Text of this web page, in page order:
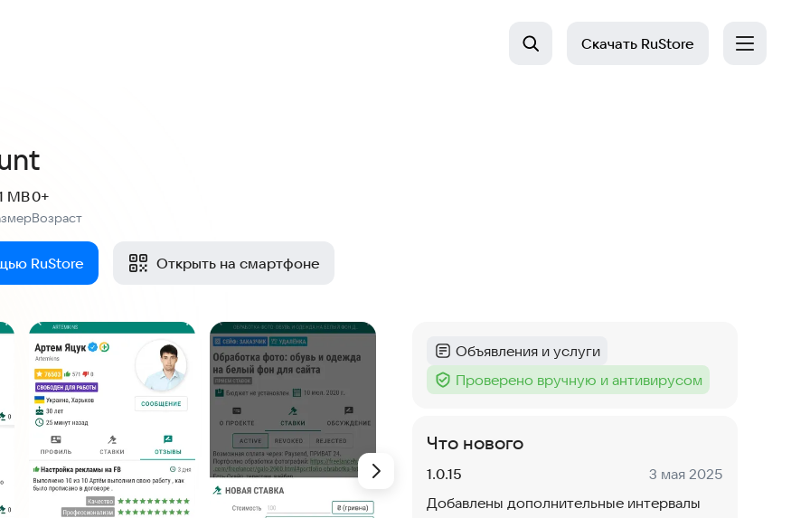
Скачать RuStore
MB
Возраст
0+
RuStore Открыть на смартфоне
Категория:
Объявления и услуги
Тег :
Проверено вручную и антивирусом
Что нового
Версия:
1.0.15 Дата:
3 мая 2025
Добавлены дополнительные интервалы